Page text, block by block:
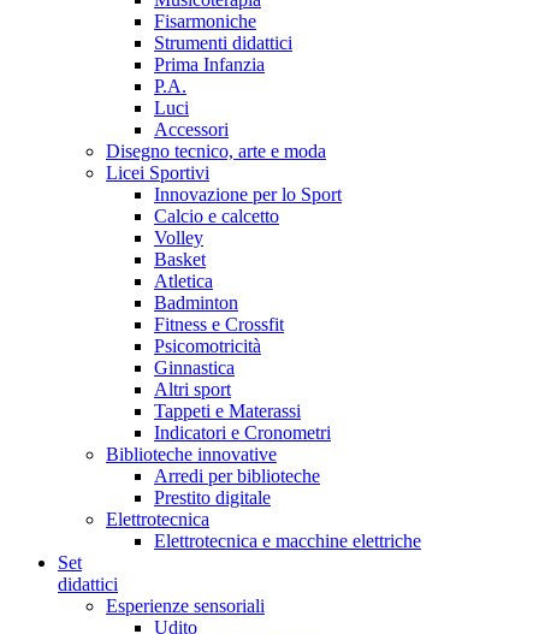
Fisarmoniche
Strumenti didattici
Prima Infanzia
P.A.
Luci
Accessori
Disegno tecnico, arte e moda
Licei Sportivi
Innovazione per lo Sport
Calcio e calcetto
Volley
Basket
Atletica
Badminton
Fitness e Crossfit
Psicomotricità
Ginnastica
Altri sport
Tappeti e Materassi
Indicatori e Cronometri
Biblioteche innovative
Arredi per biblioteche
Prestito digitale
Elettrotecnica
Elettrotecnica e macchine elettriche
Set
didattici
Esperienze sensoriali
Udito